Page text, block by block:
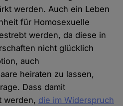
werden. Auch ein Leben
für Homosexuelle
werden, da diese in
nicht glücklich
auch
heiraten zu lassen,
Dass damit
werden, die im Widerspruch